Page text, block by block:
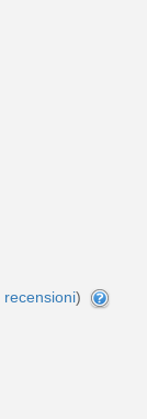
recensioni)